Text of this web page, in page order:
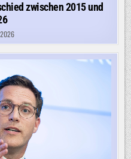
zwischen 2015 und